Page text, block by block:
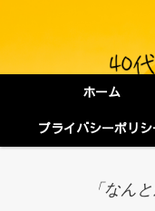
ホーム
プライバシーポリシ
「なん